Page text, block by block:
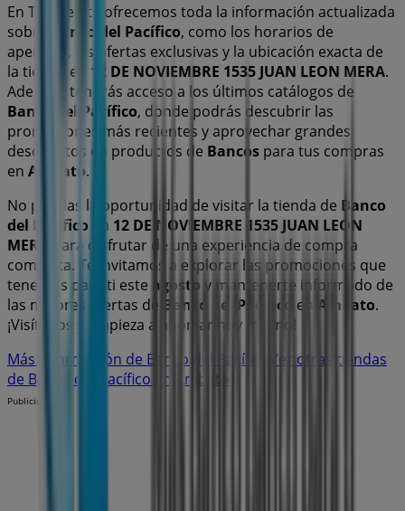
En Tiendeo te ofrecemos toda la información actualizada
sobre
Banco del Pacífico, como los horarios de
apertura, las ofertas exclusivas y la ubicación exacta de
la tienda en 12 DE NOVIEMBRE 1535 JUAN LEON MERA.
Además, tendrás acceso a los últimos catálogos de
Banco del Pacífico, donde podrás descubrir las
promociones más recientes y aprovechar grandes
descuentos en productos de Bancos para tus compras
en Ambato.
No pierdas la oportunidad de visitar la tienda de Banco
del Pacífico en 12 DE NOVIEMBRE 1535 JUAN LEON
MERA
para disfrutar de una experiencia de compra
completa. Te invitamos a explorar las promociones que
tenemos para ti este agosto y mantenerte informado de
las mejores ofertas de Banco del Pacífico en Ambato.
¡Visítanos y empieza a ahorrar hoy mismo!
Más información de Banco del Pacífico
Ver otras tiendas
de Banco del Pacífico en Ambato
Publicidad